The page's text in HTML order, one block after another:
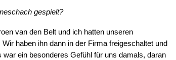
gespielt?
van den Belt und ich hatten unseren
haben ihn dann in der Firma freigeschaltet und
ein besonderes Gefühl für uns damals, daran